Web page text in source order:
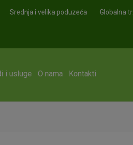
Srednja i velika poduzeća Globalna
i usluge O nama Kontakti